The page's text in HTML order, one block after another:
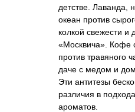
детстве. Лаванда,
океан против
колкой свежести и
«Москвича». Кофе
против травяного
даче с медом и
Эти антитезы
различия в
ароматов.